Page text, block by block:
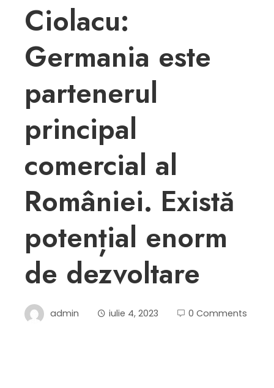
Ciolacu:
Germania este
partenerul
principal
comercial al
României. Există
potențial enorm
de dezvoltare
admin iulie 4, 2023 0 Comments